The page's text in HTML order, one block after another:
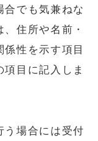
合でも気兼ねな
住所や名前・
性を示す項目
目に記入しま
う場合には受付